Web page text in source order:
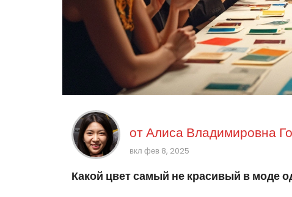
отАлиса Владимировна
вкл фев 8, 2025
Какой цвет самый не красивый в моде